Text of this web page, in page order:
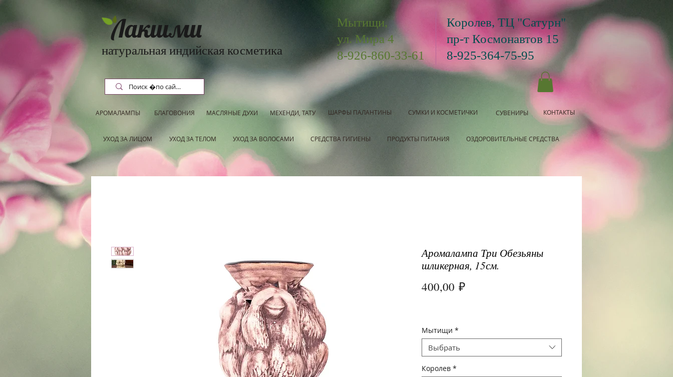
Лакшми
натуральная индийская косметика
Мытищи,
ул. Мира 4
8-926-860-33-61
Королев, ТЦ "Сатурн"
пр-т Космонавтов 15
8-925-364-75-95
АРОМАЛАМПЫ БЛАГОВОНИЯ МАСЛЯНЫЕ ДУХИ МЕХЕНДИ, ТАТУ ШАРФЫ ПАЛАНТИНЫ СУМКИ И КОСМЕТИЧКИ СУВЕНИРЫ КОНТАКТЫ
УХОД ЗА ЛИЦОМ УХОД ЗА ТЕЛОМ УХОД ЗА ВОЛОСАМИ СРЕДСТВА ГИГИЕНЫ ПРОДУКТЫ ПИТАНИЯ ОЗДОРОВИТЕЛЬНЫЕ СРЕДСТВА
Аромалампа Три Обезьяны
шликерная, 15см.
400,00 ₽Цена
Мытищи *
Выбрать
Королев *